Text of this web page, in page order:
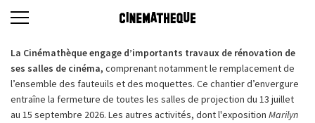
La Cinémathèque engage d’importants travaux de rénovation de
ses salles de cinéma, comprenant notamment le remplacement de
l’ensemble des fauteuils et des moquettes. Ce chantier d’envergure
entraîne la fermeture de toutes les salles de projection du 13 juillet
au 15 septembre 2026. Les autres activités, dont l'exposition Marilyn